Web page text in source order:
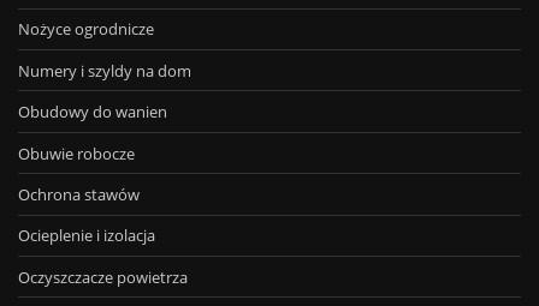
Nożyce ogrodnicze
Numery i szyldy na dom
Obudowy do wanien
Obuwie robocze
Ochrona stawów
Ocieplenie i izolacja
Oczyszczacze powietrza